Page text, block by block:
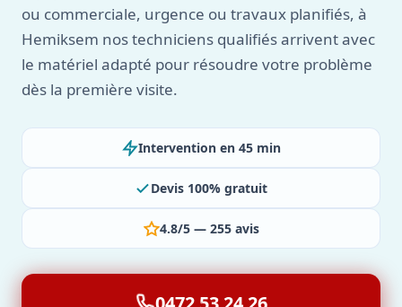
ou commerciale, urgence ou travaux planifiés, à
Hemiksem nos techniciens qualifiés arrivent avec
le matériel adapté pour résoudre votre problème
dès la première visite.
Intervention en 45 min
Devis 100% gratuit
4.8/5 — 255 avis